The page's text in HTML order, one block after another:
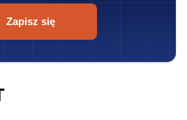
Zapisz się